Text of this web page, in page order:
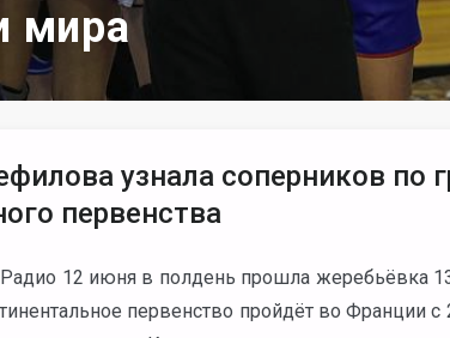
мира
узнала соперников по
первенства
12 июня в полдень прошла жеребьёвка
первенство пройдёт во Франции с